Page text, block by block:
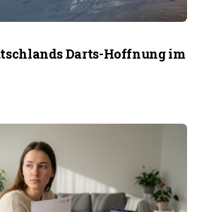
Darts-Hoffnung im